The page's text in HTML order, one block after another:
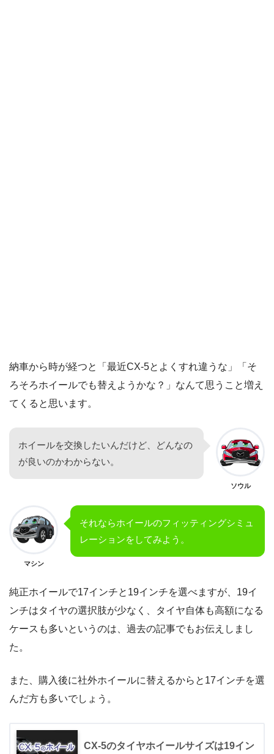
納車から時が経つと「最近CX-5とよくすれ違うな」「そ
ろそろホイールでも替えようかな？」なんて思うこと増え
てくると思います。
ホイールを交換したいんだけど、どんなの
が良いのかわからない。
ソウル
マシン
それならホイールのフィッティングシミュ
レーションをしてみよう。
純正ホイールで17インチと19インチを選べますが、19イ
ンチはタイヤの選択肢が少なく、タイヤ自体も高額になる
ケースも多いというのは、過去の記事でもお伝えしまし
た。
また、購入後に社外ホイールに替えるからと17インチを選
んだ方も多いでしょう。
CX-5のタイヤホイールサイズは19イン